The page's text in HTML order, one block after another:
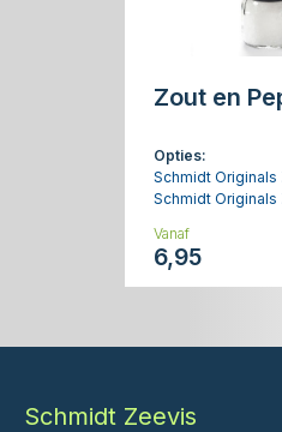
Zout en
Opties:
Schmidt Originals
Schmidt
Vanaf
6,95
Schmidt Zeevis